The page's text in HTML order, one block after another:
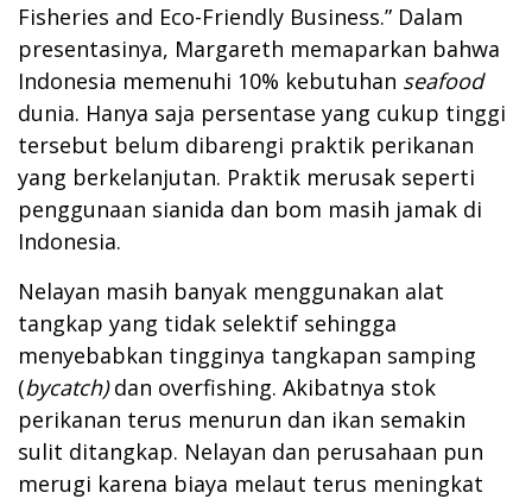
Fisheries and Eco-Friendly Business.” Dalam
presentasinya, Margareth memaparkan bahwa
Indonesia memenuhi 10% kebutuhan seafood
dunia. Hanya saja persentase yang cukup tinggi
tersebut belum dibarengi praktik perikanan
yang berkelanjutan. Praktik merusak seperti
penggunaan sianida dan bom masih jamak di
Indonesia.
Nelayan masih banyak menggunakan alat
tangkap yang tidak selektif sehingga
menyebabkan tingginya tangkapan samping
(bycatch)dan overfishing. Akibatnya stok
perikanan terus menurun dan ikan semakin
sulit ditangkap. Nelayan dan perusahaan pun
merugi karena biaya melaut terus meningkat